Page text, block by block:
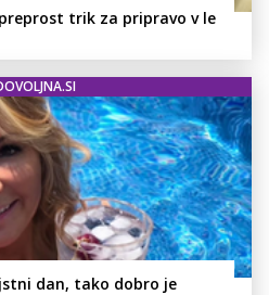
trik za pripravo v le
dan, tako dobro je